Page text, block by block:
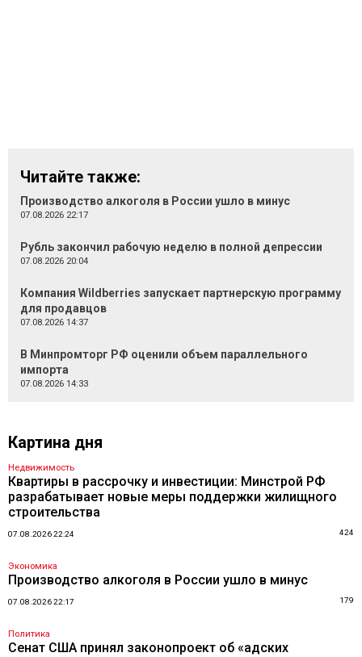
Читайте также:
Производство алкоголя в России ушло в минус
07.08.2026 22:17
Рубль закончил рабочую неделю в полной депрессии
07.08.2026 20:04
Компания Wildberries запускает партнерскую программу
для продавцов
07.08.2026 14:37
В Минпромторг РФ оценили объем параллельного
импорта
07.08.2026 14:33
Картина дня
Недвижимость
Квартиры в рассрочку и инвестиции: Минстрой РФ
разрабатывает новые меры поддержки жилищного
строительства
07.08.2026 22:24 424
Экономика
Производство алкоголя в России ушло в минус
07.08.2026 22:17 179
Политика
Сенат США принял законопроект об «адских